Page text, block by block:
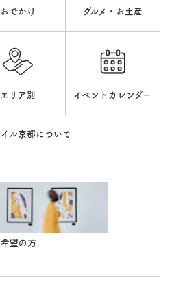
おでかけ グルメ・お土産
エリア別 イベントカレンダー
ル京都について
望の方